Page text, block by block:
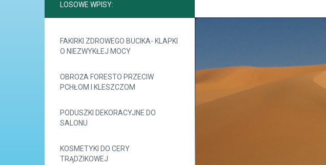
LOSOWE WPISY:
FAKIRKI ZDROWEGO BUCIKA- KLAPKI
O NIEZWYKŁEJ MOCY
OBROŻA FORESTO PRZECIW
PCHŁOM I KLESZCZOM
PODUSZKI DEKORACYJNE DO
SALONU
KOSMETYKI DO CERY
TRĄDZIKOWEJ